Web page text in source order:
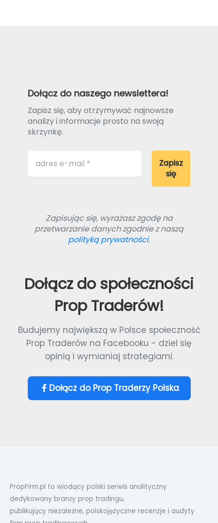
Dołącz do naszego newslettera!
Zapisz się, aby otrzymywać najnowsze
analizy i informacje prosto na swoją
skrzynkę.
Zapisując się, wyrażasz zgodę na
przetwarzanie danych zgodnie z naszą
polityką prywatności.
Dołącz do społeczności
Prop Traderów!
Budujemy największą w Polsce społeczność
Prop Traderów na Facebooku - dziel się
opinią i wymianiaj strategiami.
Dołącz do Prop Traderzy Polska
PropFirm.pl to wiodący polski serwis analityczny
dedykowany branży prop tradingu,
publikujący niezależne, polskojęzyczne recenzje i audyty